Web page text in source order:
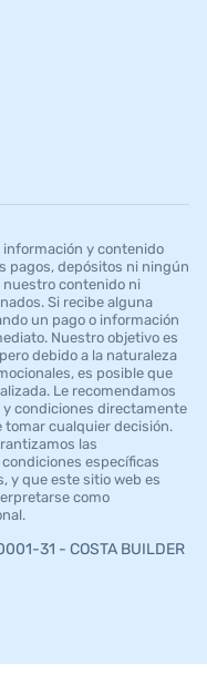
información y contenido
pagos, depósitos ni ningún
nuestro contenido ni
Si recibe alguna
un pago o información
Nuestro objetivo es
debido a la naturaleza
es posible que
Le recomendamos
condiciones directamente
cualquier decisión.
las
específicas
y que este sitio web es
como
31 - COSTA BUILDER